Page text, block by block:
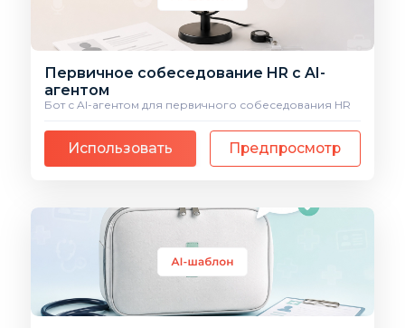
Первичное собеседование HR с AI-
агентом
Бот с AI-агентом для первичного собеседования HR
Использовать Предпросмотр